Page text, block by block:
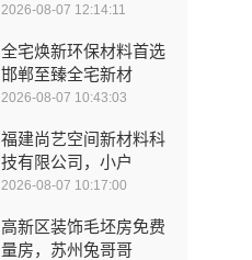
2026-08-07 12:14:11
全宅焕新环保材料首选
邯郸至臻全宅新材
2026-08-07 10:43:03
福建尚艺空间新材料科
技有限公司，小户
2026-08-07 10:17:00
高新区装饰毛坯房免费
量房，苏州兔哥哥